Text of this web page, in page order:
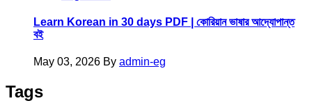
Learn Korean in 30 days PDF | কোরিয়ান ভাষার আদ্যোপান্ত
বই
May 03, 2026 By admin-eg
Tags